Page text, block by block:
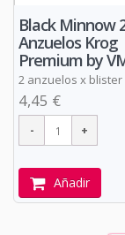
Black Minnow
Anzuelos Krog
Premium by
2 anzuelos x blister
4,45 €
Añadir